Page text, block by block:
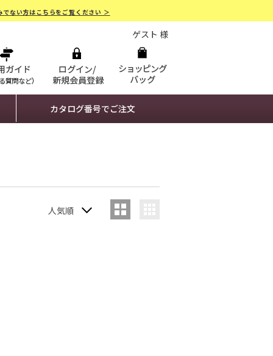
ない方はこちらをご覧ください ＞
ゲスト 様
カタログ番号でご注文
人気順